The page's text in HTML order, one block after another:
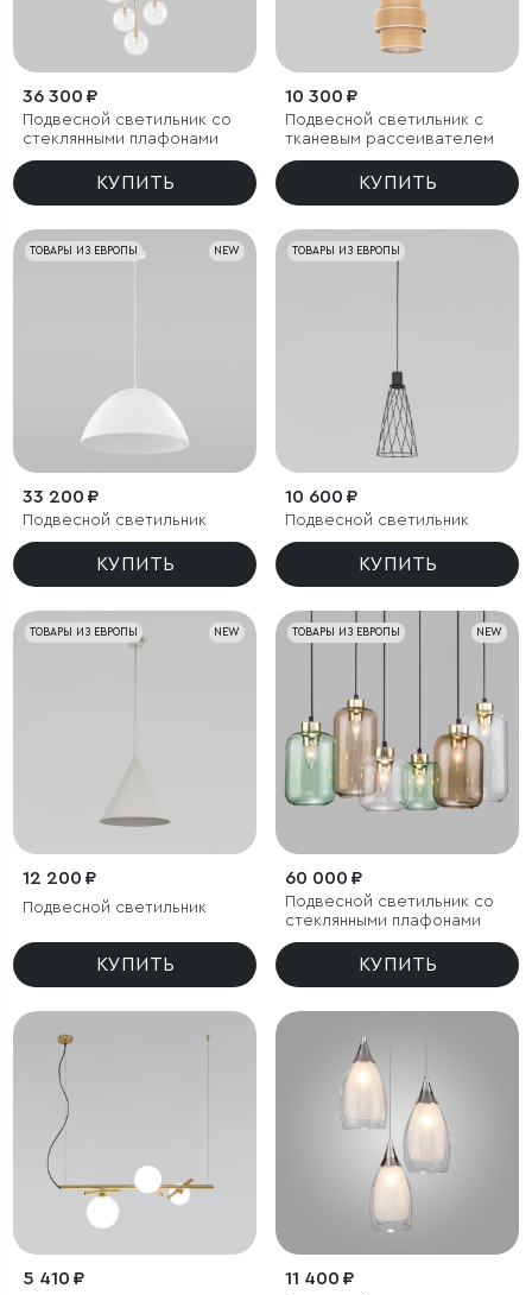
36 300 ₽
Подвесной светильник со
стеклянными плафонами
КУПИТЬ
10 300 ₽
Подвесной светильник с
тканевым рассеивателем
КУПИТЬ
NEW
ТОВАРЫ ИЗ ЕВРОПЫ
33 200 ₽
Подвесной светильник
КУПИТЬ
ТОВАРЫ ИЗ ЕВРОПЫ
10 600 ₽
Подвесной светильник
КУПИТЬ
NEW
ТОВАРЫ ИЗ ЕВРОПЫ
12 200 ₽
Подвесной светильник
КУПИТЬ
NEW
ТОВАРЫ ИЗ ЕВРОПЫ
60 000 ₽
Подвесной светильник со
стеклянными плафонами
КУПИТЬ
5 410 ₽ 11 400 ₽